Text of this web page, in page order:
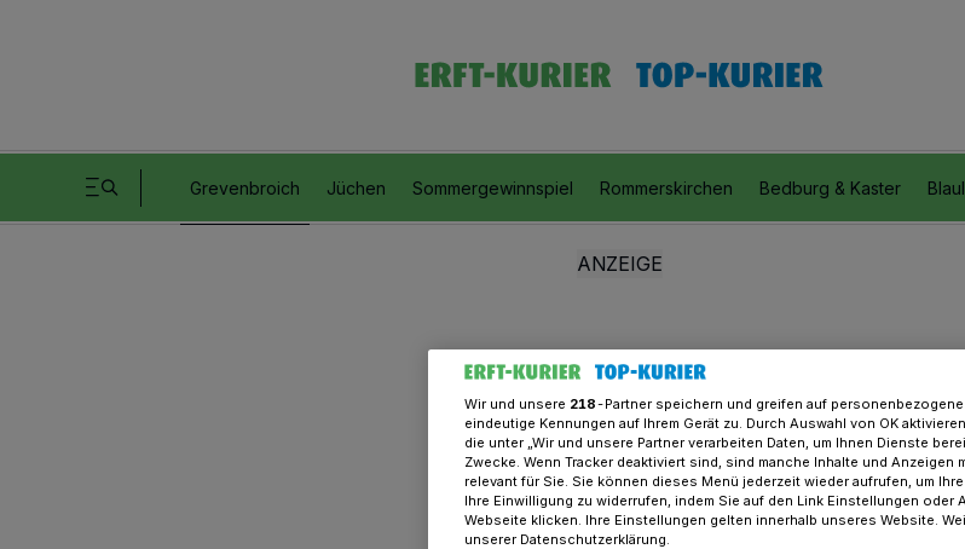
Grevenbroich Jüchen Sommergewinnspiel Rommerskirchen Bedburg & Kaster
Wir und unsere 218-Partner speichern und greifen auf
eindeutige Kennungen auf Ihrem Gerät zu. Durch Auswahl von OK
die unter „Wir und unsere Partner verarbeiten Daten, um Ihnen Dienste
Zwecke. Wenn Tracker deaktiviert sind, sind manche Inhalte und
relevant für Sie. Sie können dieses Menü jederzeit wieder aufrufen, um
Ihre Einwilligung zu widerrufen, indem Sie auf den Link Einstellungen oder
Webseite klicken. Ihre Einstellungen gelten innerhalb unseres Website.
unserer Datenschutzerklärung.